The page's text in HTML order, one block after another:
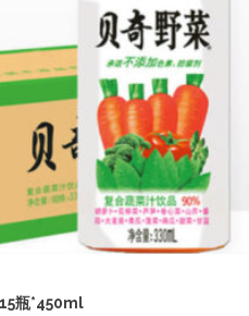
瓶*450ml